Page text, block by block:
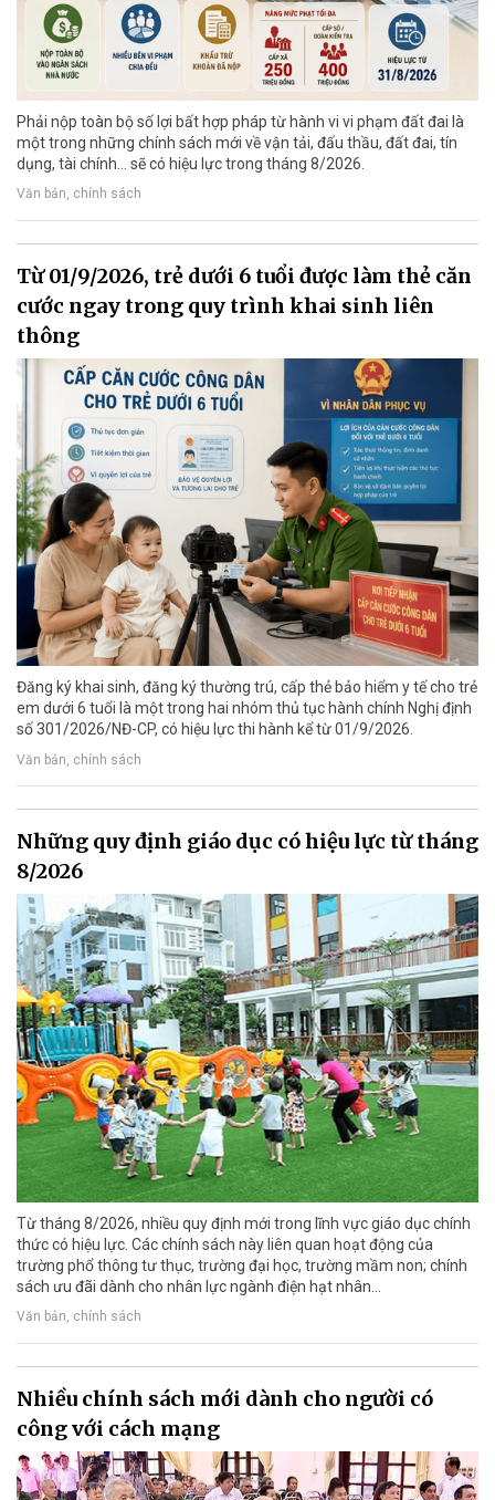
Phải nộp toàn bộ số lợi bất hợp pháp từ hành vi vi phạm đất đai là
một trong những chính sách mới về vận tải, đấu thầu, đất đai, tín
dụng, tài chính... sẽ có hiệu lực trong tháng 8/2026.
Văn bản, chính sách
Từ 01/9/2026, trẻ dưới 6 tuổi được làm thẻ căn
cước ngay trong quy trình khai sinh liên
thông
Đăng ký khai sinh, đăng ký thường trú, cấp thẻ bảo hiểm y tế cho trẻ
em dưới 6 tuổi là một trong hai nhóm thủ tục hành chính Nghị định
số 301/2026/NĐ-CP, có hiệu lực thi hành kể từ 01/9/2026.
Văn bản, chính sách
Những quy định giáo dục có hiệu lực từ tháng
8/2026
Từ tháng 8/2026, nhiều quy định mới trong lĩnh vực giáo dục chính
thức có hiệu lực. Các chính sách này liên quan hoạt động của
trường phổ thông tư thục, trường đại học, trường mầm non; chính
sách ưu đãi dành cho nhân lực ngành điện hạt nhân...
Văn bản, chính sách
Nhiều chính sách mới dành cho người có
công với cách mạng